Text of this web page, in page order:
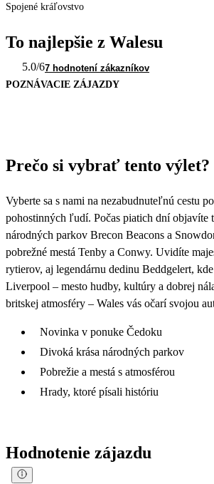
Spojené kráľovstvo
To najlepšie z Walesu
5.0/67 hodnotení zákazníkov
POZNÁVACIE ZÁJAZDY
Prečo si vybrať tento výlet?
Vyberte sa s nami na nezabudnuteľnú cestu
pohostinných ľudí. Počas piatich dní
národných parkov Brecon Beacons a
pobrežné mestá Tenby a Conwy. Uvidíte
rytierov, aj legendárnu dedinu Beddgelert,
Liverpool – mesto hudby, kultúry a dobrej
britskej atmosféry – Wales vás očarí svojou
Novinka v ponuke Čedoku
Divoká krása národných parkov
Pobrežie a mestá s atmosférou
Hrady, ktoré písali históriu
Hodnotenie zájazdu